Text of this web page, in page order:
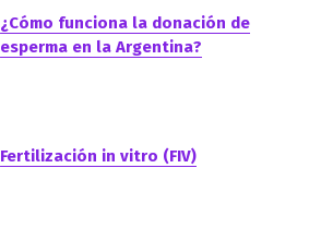
¿Cómo funciona la donación de
esperma en la Argentina?
Fertilización in vitro (FIV)